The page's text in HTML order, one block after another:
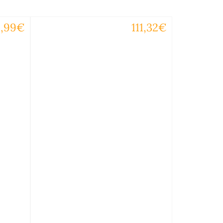
111,32€